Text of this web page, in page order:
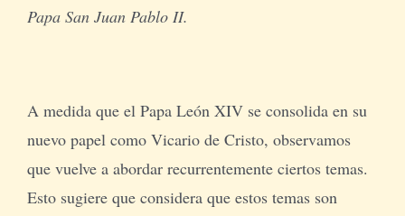
Papa San Juan Pablo II.
A medida que el Papa León XIV se consolida en su
nuevo papel como Vicario de Cristo, observamos
que vuelve a abordar recurrentemente ciertos temas.
Esto sugiere que considera que estos temas son